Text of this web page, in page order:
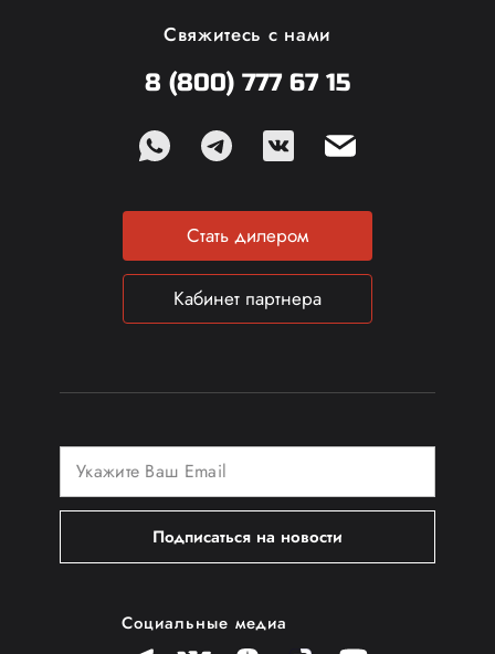
Свяжитесь с нами
8 (800) 777 67 15
Стать дилером
Кабинет партнера
Подписаться на новости
Социальные медиа